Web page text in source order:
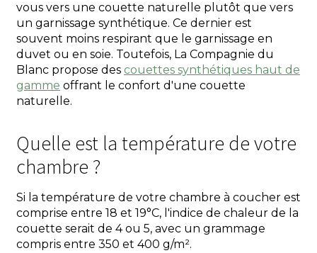
vous vers une couette naturelle plutôt que vers
un garnissage synthétique. Ce dernier est
souvent moins respirant que le garnissage en
duvet ou en soie. Toutefois, La Compagnie du
Blanc propose des couettes synthétiques haut de
gamme offrant le confort d'une couette
naturelle.
Quelle est la température de votre
chambre ?
Si la température de votre chambre à coucher est
comprise entre 18 et 19°C, l'indice de chaleur de la
couette serait de 4 ou 5, avec un grammage
compris entre 350 et 400 g/m².